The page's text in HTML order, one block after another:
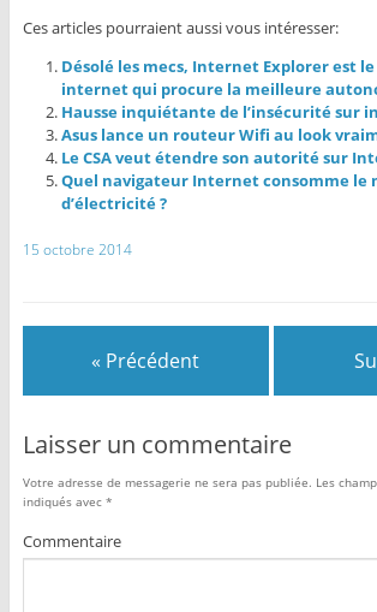
Ces articles pourraient aussi vous intéresser:
Désolé les mecs, Internet Explorer est
internet qui procure la meilleure
Hausse inquiétante de l’insécurité sur
Asus lance un routeur Wifi au look
Le CSA veut étendre son autorité sur
Quel navigateur Internet consomme le
d’électricité ?
15 octobre 2014
« Précédent
Laisser un commentaire
Votre adresse de messagerie ne sera pas publiée. Les
indiqués avec *
Commentaire